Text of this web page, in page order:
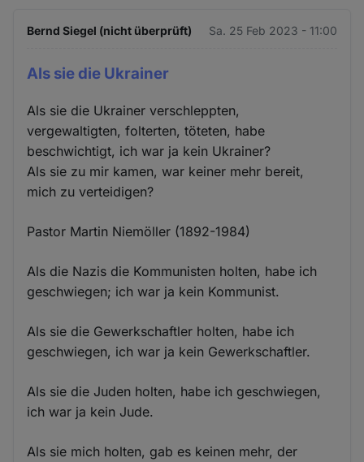
Bernd Siegel (nicht überprüft) Sa. 25 Feb 2023 - 11:00
Als sie die Ukrainer
Als sie die Ukrainer verschleppten,
vergewaltigten, folterten, töteten, habe
beschwichtigt, ich war ja kein Ukrainer?
Als sie zu mir kamen, war keiner mehr bereit,
mich zu verteidigen?
Pastor Martin Niemöller (1892-1984)
Als die Nazis die Kommunisten holten, habe ich
geschwiegen; ich war ja kein Kommunist.
Als sie die Gewerkschaftler holten, habe ich
geschwiegen, ich war ja kein Gewerkschaftler.
Als sie die Juden holten, habe ich geschwiegen,
ich war ja kein Jude.
Als sie mich holten, gab es keinen mehr, der